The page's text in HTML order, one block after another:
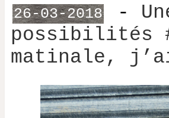
26-03-2018 -
possibilités
matinale,